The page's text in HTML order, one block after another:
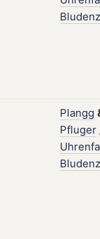
Bludenz
Plangg
Pfluger
Bludenz